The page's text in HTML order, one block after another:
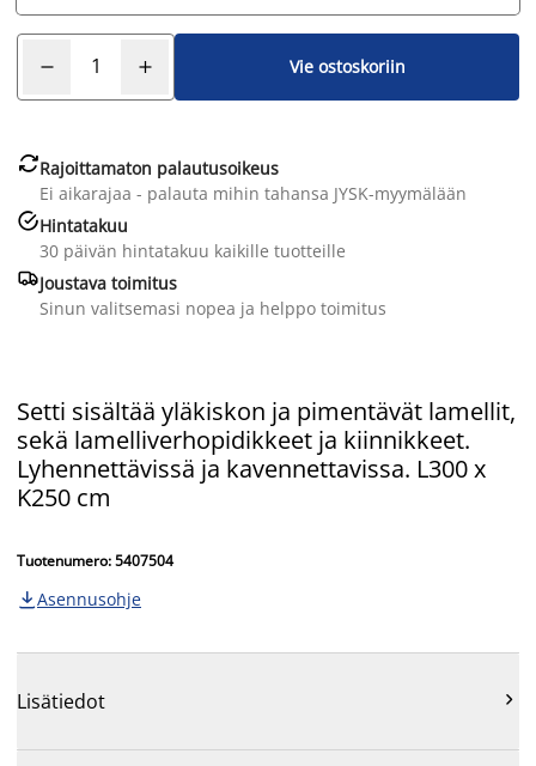
Vie ostoskoriin
Rajoittamaton palautusoikeus
Ei aikarajaa - palauta mihin tahansa JYSK-myymälään
Hintatakuu
30 päivän hintatakuu kaikille tuotteille
Joustava toimitus
Sinun valitsemasi nopea ja helppo toimitus
Setti sisältää yläkiskon ja pimentävät lamellit,
sekä lamelliverhopidikkeet ja kiinnikkeet.
Lyhennettävissä ja kavennettavissa. L300 x
K250 cm
Tuotenumero: 5407504
 Asennusohje
Lisätiedot 